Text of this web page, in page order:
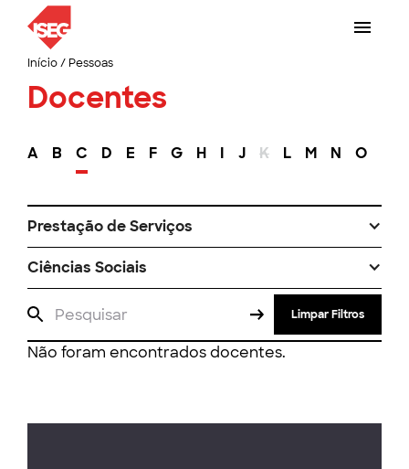
Início/ Pessoas
Docentes
A B C D E F G H I J K L M N O
Prestação de Serviços
Ciências Sociais
Limpar Filtros
Não foram encontrados docentes.